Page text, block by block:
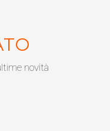
novità